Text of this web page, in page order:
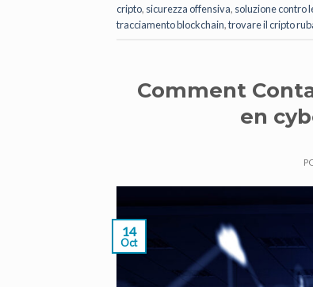
cripto, sicurezza offensiva, soluzione contro
tracciamento blockchain,trovare il cripto
Comment
en
14
Oct